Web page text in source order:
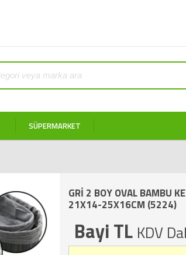
SÜPERMARKET
GRİ 2 BOY OVAL BAMBU
21X14-25X16CM (5224)
Bayi TL KDV